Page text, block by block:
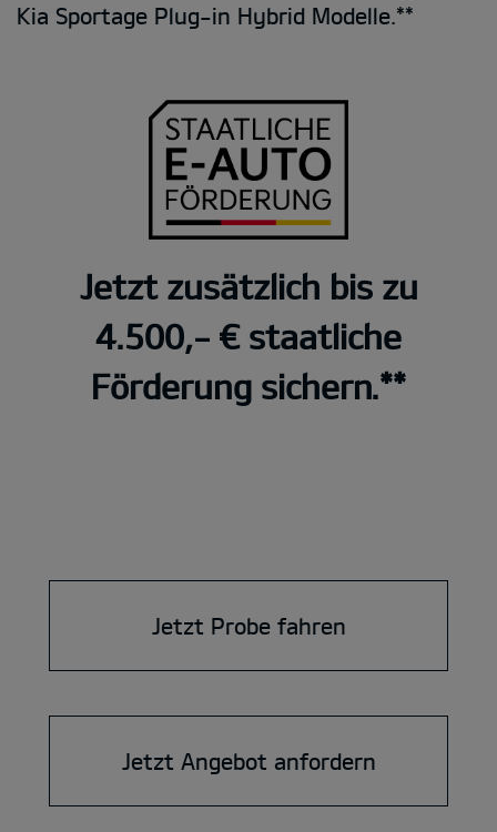
Kia Sportage Plug-in Hybrid Modelle.**
Jetzt zusätzlich bis zu
4.500,- € staatliche
Förderung sichern.**
Jetzt Probe fahren
Jetzt Angebot anfordern